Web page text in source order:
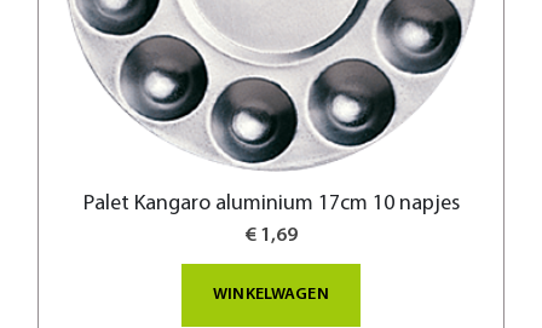
Palet Kangaro aluminium 17cm 10 napjes
€ 1,69
WINKELWAGEN